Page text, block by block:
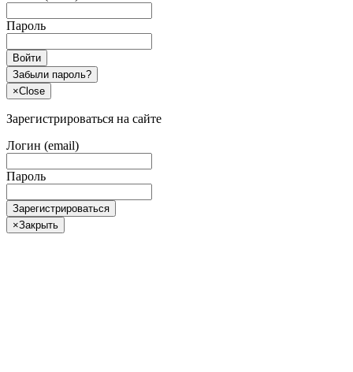
Пароль
Войти
Забыли пароль?
×Close
Зарегистрироваться на сайте
Логин (email)
Пароль
Зарегистрироваться
×Закрыть